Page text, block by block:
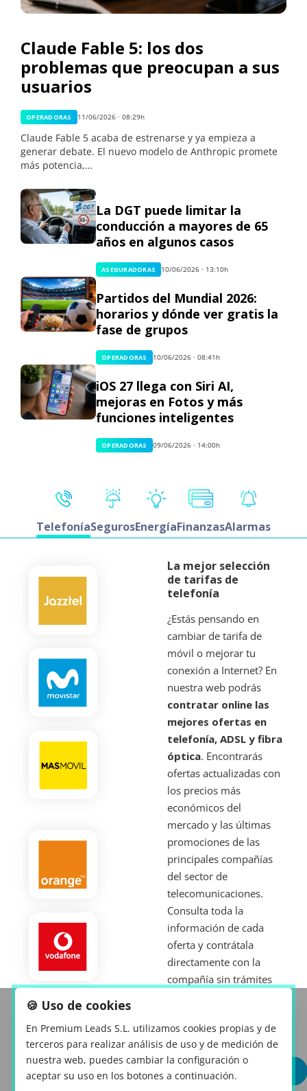
Claude Fable 5: los dos
problemas que preocupan a sus
usuarios
OPERADORAS 11/06/2026 · 08:29h
Claude Fable 5 acaba de estrenarse y ya empieza a
generar debate. El nuevo modelo de Anthropic promete
más potencia,…
La DGT puede limitar la
conducción a mayores de 65
años en algunos casos
ASEGURADORAS 10/06/2026 · 13:10h
Partidos del Mundial 2026:
horarios y dónde ver gratis la
fase de grupos
OPERADORAS 10/06/2026 · 08:41h
iOS 27 llega con Siri AI,
mejoras en Fotos y más
funciones inteligentes
OPERADORAS 09/06/2026 · 14:00h
TelefoníaSegurosEnergíaFinanzasAlarmas
La mejor selección
de tarifas de
telefonía
¿Estás pensando en
cambiar de tarifa de
móvil o mejorar tu
conexión a Internet? En
nuestra web podrás
contratar online las
mejores ofertas en
telefonía, ADSL y fibra
óptica. Encontrarás
ofertas actualizadas con
los precios más
económicos del
mercado y las últimas
promociones de las
principales compañías
del sector de
telecomunicaciones.
Consulta toda la
información de cada
oferta y contrátala
directamente con la
compañía sin trámites
mejores promociones
para contratarlas online.
VER OFERTAS
🍪 Uso de cookies
En Premium Leads S.L. utilizamos cookies propias y de
terceros para realizar análisis de uso y de medición de
nuestra web, puedes cambiar la configuración o
aceptar su uso en los botones a continuación.